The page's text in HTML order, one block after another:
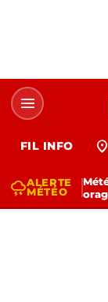
menu
FIL INFO location_on
thunderstormALERTE
MÉTÉO